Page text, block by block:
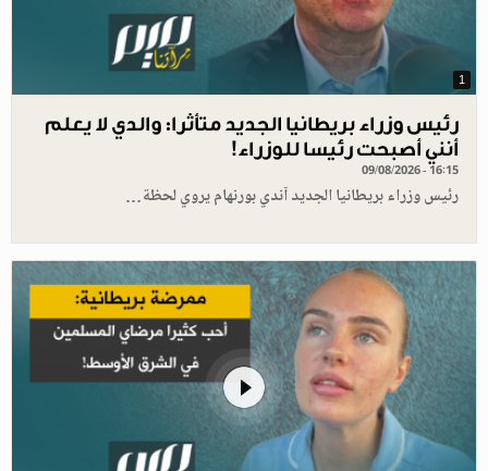
1
رئيس وزراء بريطانيا الجديد متأثرا: والدي لا يعلم
أنني أصبحت رئيسا للوزراء!
09/08/2026 - 16:15
رئيس وزراء بريطانيا الجديد آندي بورنهام يروي لحظة…